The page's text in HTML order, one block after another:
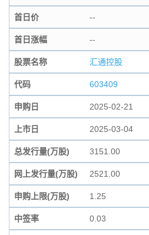
首日价 --
首日涨幅 --
股票名称 汇通控股
代码 603409
申购日 2025-02-21
上市日 2025-03-04
总发行量(万股) 3151.00
网上发行量(万股) 2521.00
申购上限(万股) 1.25
中签率 0.03